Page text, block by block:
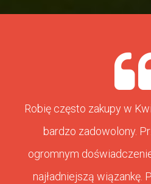
Robię często zakupy w
bardzo zadowolony.
ogromnym
najładniejszą wiązankę.